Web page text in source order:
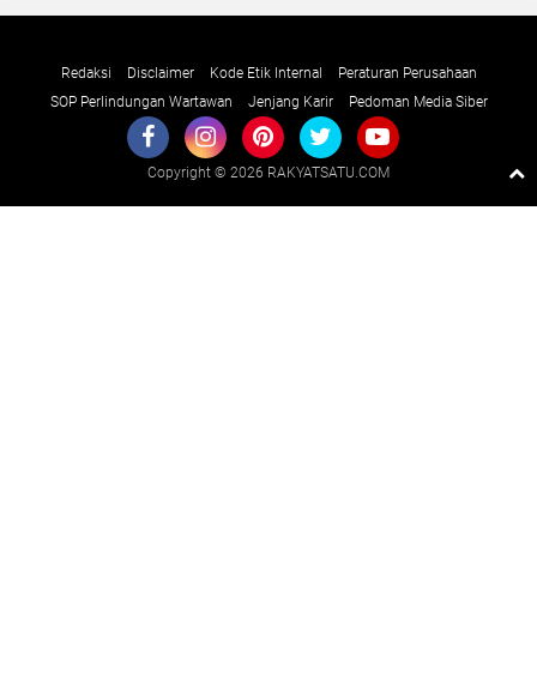
Redaksi Disclaimer Kode Etik Internal
Peraturan Perusahaan
SOP Perlindungan Wartawan
Jenjang Karir Pedoman Media Siber
Copyright © 2026 RAKYATSATU.COM
Raushan